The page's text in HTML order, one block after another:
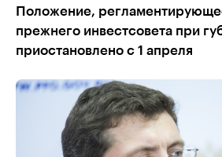
Положение,
прежнего инвестсовета при
приостановлено с 1 апреля